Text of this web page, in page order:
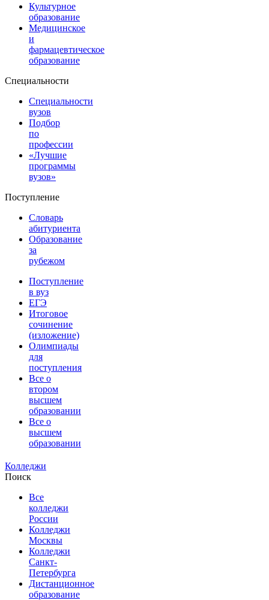
Культурное
образование
Медицинское
и
фармацевтическое
образование
Специальности
Специальности
вузов
Подбор
по
профессии
«Лучшие
программы
вузов»
Поступление
Словарь
абитуриента
Образование
за
рубежом
Поступление
в вуз
ЕГЭ
Итоговое
сочинение
(изложение)
Олимпиады
для
поступления
Все о
втором
высшем
образовании
Все о
высшем
образовании
Колледжи
Поиск
Все
колледжи
России
Колледжи
Москвы
Колледжи
Санкт-
Петербурга
Дистанционное
образование